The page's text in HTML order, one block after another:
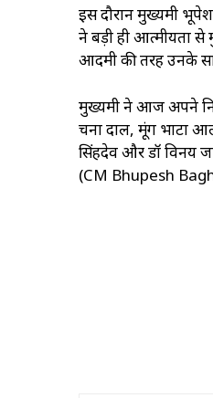
इस दौरान मुख्यमंत्री
ने बड़ी ही आत्मीयता से
आदमी की तरह उनके
मुख्यमंत्री ने आज अपने
चना दाल, मूंग भाटा
सिंहदेव और डॉ विनय
(CM Bhupesh